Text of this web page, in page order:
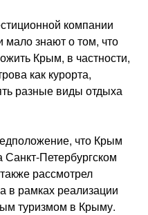
компании
знают о том, что
Крым, в частности,
как курорта,
разные виды отдыха
что Крым
Петербургском
рассмотрел
в рамках реализации
туризмом в Крыму.